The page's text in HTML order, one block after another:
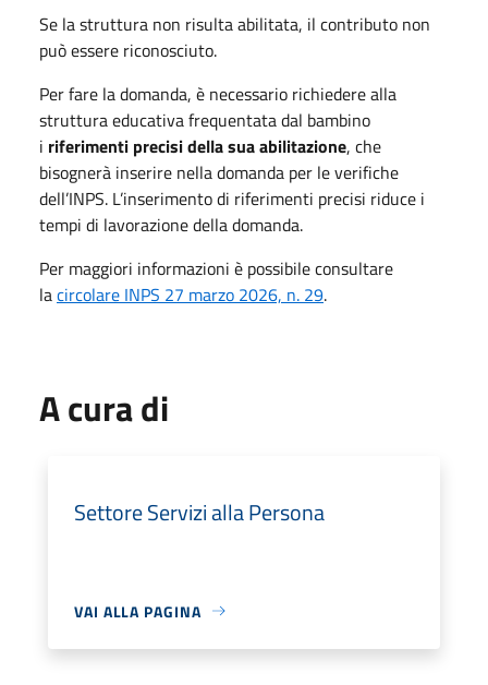
Se la struttura non risulta abilitata, il contributo non
può essere riconosciuto.
Per fare la domanda, è necessario richiedere alla
struttura educativa frequentata dal bambino
i riferimenti precisi della sua abilitazione, che
bisognerà inserire nella domanda per le verifiche
dell’INPS. L’inserimento di riferimenti precisi riduce i
tempi di lavorazione della domanda.
Per maggiori informazioni è possibile consultare
lacircolare INPS 27 marzo 2026, n. 29.
A cura di
Settore Servizi alla Persona
VAI ALLA PAGINA